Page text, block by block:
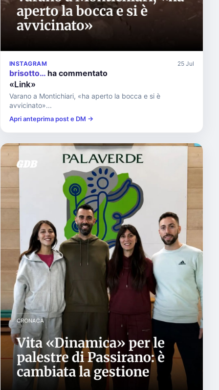
INSTAGRAM 25 Jul
brisotto… ha commentato
«Link»
Varano a Montichiari, «ha aperto la bocca e si è
avvicinato»...
Apri anteprima post e DM →